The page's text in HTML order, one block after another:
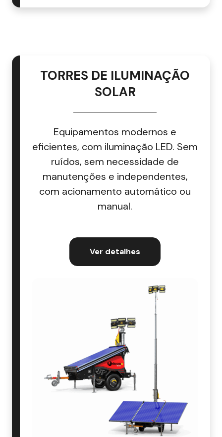
TORRES DE ILUMINAÇÃO
SOLAR
Equipamentos modernos e
eficientes, com iluminação LED. Sem
ruídos, sem necessidade de
manutenções e independentes,
com acionamento automático ou
manual.
Ver detalhes